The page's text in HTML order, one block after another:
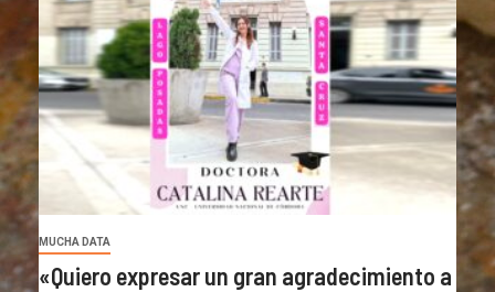
MUCHA DATA
«Quiero expresar un gran agradecimiento a